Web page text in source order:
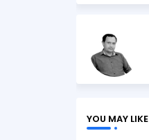
YOU MAY LIKE